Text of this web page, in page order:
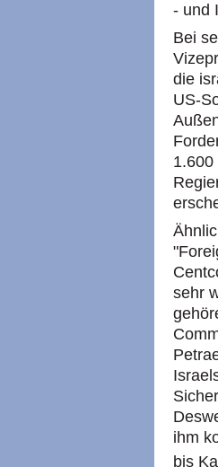
- und
Bei
die
US-
sehr
ihm
bis